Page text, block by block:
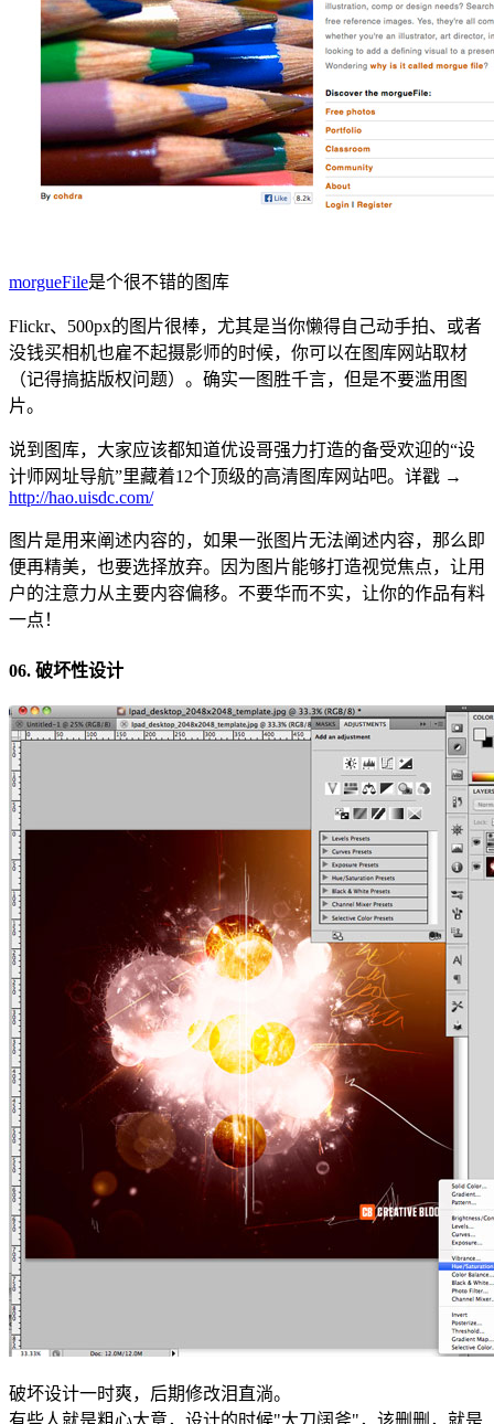
morgueFile是个很不错的图库
Flickr、500px的图片很棒，尤其是当你懒得自己动手拍、或者
没钱买相机也雇不起摄影师的时候，你可以在图库网站取材
（记得搞掂版权问题）。确实一图胜千言，但是不要滥用图
片。
说到图库，大家应该都知道优设哥强力打造的备受欢迎的“设
计师网址导航”里藏着12个顶级的高清图库网站吧。详戳 →
http://hao.uisdc.com/
图片是用来阐述内容的，如果一张图片无法阐述内容，那么即
便再精美，也要选择放弃。因为图片能够打造视觉焦点，让用
户的注意力从主要内容偏移。不要华而不实，让你的作品有料
一点！
06. 破坏性设计
破坏设计一时爽，后期修改泪直淌。
有些人就是粗心大意，设计的时候"大刀阔斧"，该删删，就是